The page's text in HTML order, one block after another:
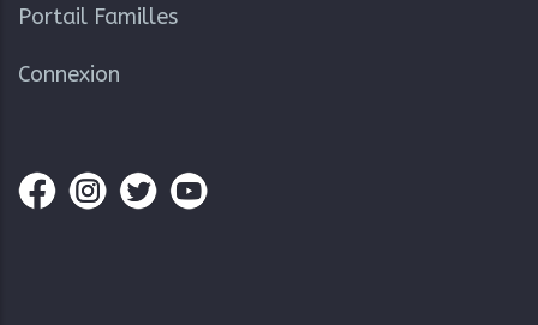
Portail Familles
Connexion